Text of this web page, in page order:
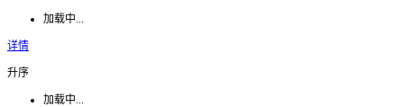
加载中...
详情
升序
加载中...